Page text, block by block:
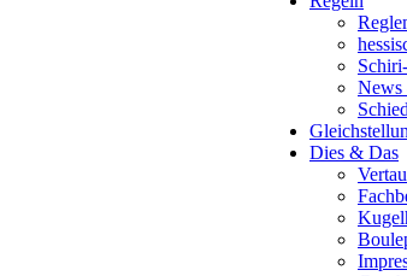
News
Dies & Das